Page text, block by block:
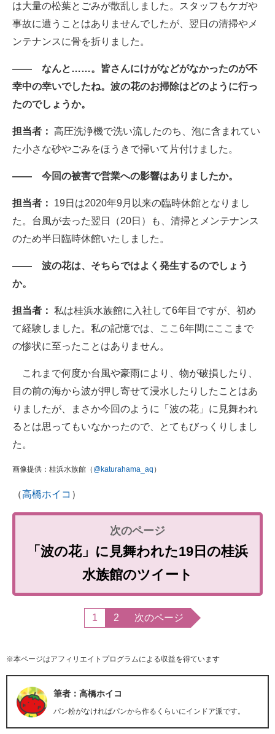
は大量の松葉とごみが散乱しました。スタッフもケガや
事故に遭うことはありませんでしたが、翌日の清掃やメ
ンテナンスに骨を折りました。
―― なんと……。皆さんにけがなどがなかったのが不
幸中の幸いでしたね。波の花のお掃除はどのように行っ
たのでしょうか。
担当者： 高圧洗浄機で洗い流したのち、泡に含まれてい
た小さな砂やごみをほうきで掃いて片付けました。
―― 今回の被害で営業への影響はありましたか。
担当者： 19日は2020年9月以来の臨時休館となりまし
た。台風が去った翌日（20日）も、清掃とメンテナンス
のため半日臨時休館いたしました。
―― 波の花は、そちらではよく発生するのでしょう
か。
担当者： 私は桂浜水族館に入社して6年目ですが、初め
て経験しました。私の記憶では、ここ6年間にここまで
の惨状に至ったことはありません。
これまで何度か台風や豪雨により、物が破損したり、
目の前の海から波が押し寄せて浸水したりしたことはあ
りましたが、まさか今回のように「波の花」に見舞われ
るとは思ってもいなかったので、とてもびっくりしまし
た。
画像提供：桂浜水族館（ @katurahama_aq ）
（高橋ホイコ ）
「波の花」に見舞われた19日の桂浜
水族館のツイート
1 2 次のページ
※本ページはアフィリエイトプログラムによる収益を得ています
筆者：高橋ホイコ
パン粉がなければパンから作るくらいにインドア派です。